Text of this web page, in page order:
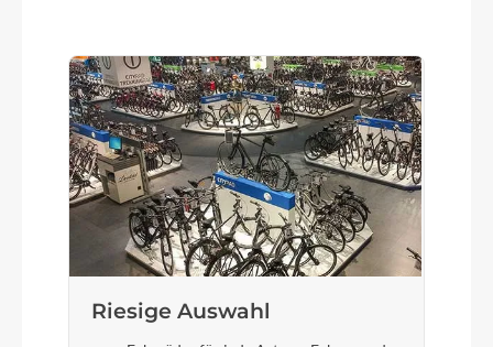
CUBE Screwlock, 31.8mm
Griffe
CUBE Retro
Schaltwerk
Riesige Auswahl